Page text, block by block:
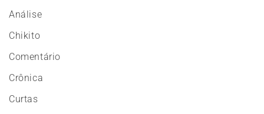
Análise
Chikito
Comentário
Crônica
Curtas